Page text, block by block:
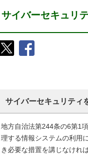
サイバーセキュリ
サイバーセキュリティ
地方自治法第244条の6第1
理する情報システムの利用
き必要な措置を講じなけれ